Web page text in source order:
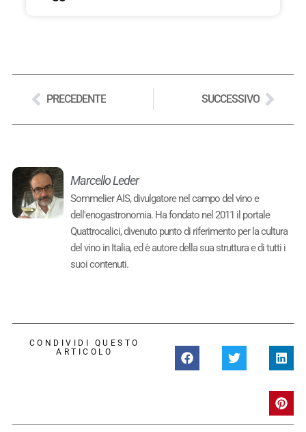
PRECEDENTE SUCCESSIVO
Marcello Leder
Sommelier AIS, divulgatore nel campo del vino e
dell'enogastronomia. Ha fondato nel 2011 il portale
Quattrocalici, divenuto punto di riferimento per la cultura
del vino in Italia, ed è autore della sua struttura e di tutti i
suoi contenuti.
CONDIVIDI QUESTO
ARTICOLO